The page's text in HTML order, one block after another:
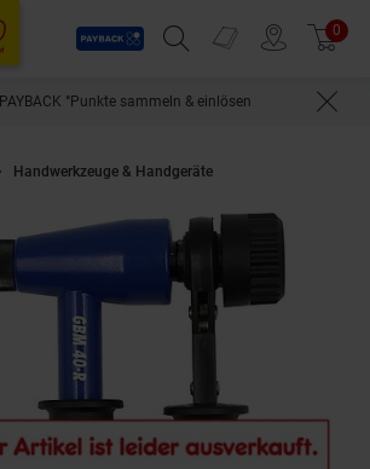
Payback
Suchfeld einblenden
Prospekte 0
PAYBACK °Punkte sammeln & einlösen
Handwerkzeuge & Handgeräte